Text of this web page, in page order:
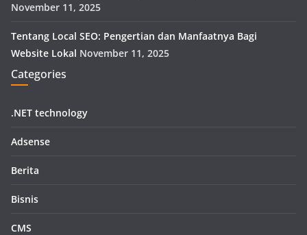
November 11, 2025
Tentang Local SEO: Pengertian dan Manfaatnya Bagi
Website Lokal November 11, 2025
Categories
.NET technology
Adsense
Berita
Bisnis
CMS